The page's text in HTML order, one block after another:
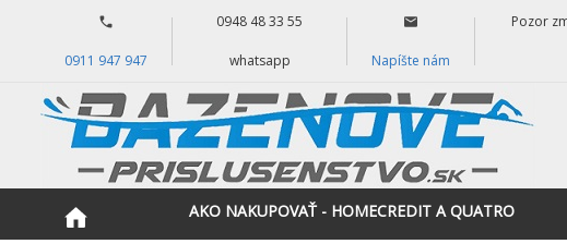
0911 947 947
0948 48 33 55
whatsapp Napíšte nám
Pozor
AKO NAKUPOVAŤ - HOMECREDIT A QUATRO